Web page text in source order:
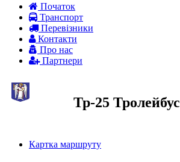
Початок
Транспорт
Перевiзники
Контакти
Про нас
Партнери
Тр-25 Тролейбус
Картка маршруту